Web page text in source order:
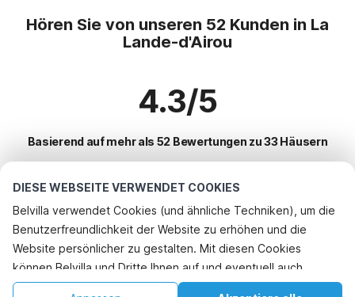
DIESE WEBSEITE VERWENDET COOKIES
Belvilla verwendet Cookies (und ähnliche Techniken), um die
Benutzerfreundlichkeit der Website zu erhöhen und die
Website persönlicher zu gestalten. Mit diesen Cookies
können Belvilla und Dritte Ihnen auf und eventuell auch
außerhalb unserer Website folgen, um Werbung Ihren
Hören Sie von unseren 52 Kunden in La
Lande-d'Airou
4.3/5
Basierend auf mehr als 52 Bewertungen zu 33 Häusern
Beliebteste Reiseziele für Urlaub
Top-Städte mit Top-Annehmlichkeiten für den Urlaub
Kinderfreundliche Ferienunterkünfte bayeux
Kinderfreundliche Ferienunterkünfte saint-germain-du-pert
Beliebte Ausstattungen für Urlaub in La-lande-dairou
Urlaub mit Hund - Haustierfreundliche Ferienunterkünfte